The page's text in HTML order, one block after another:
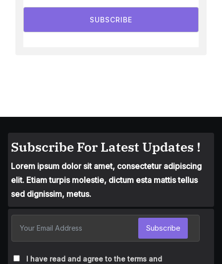
SUBSCRIBE
Subscribe For Latest Updates !
Lorem ipsum dolor sit amet, consectetur adipiscing
elit. Etiam turpis molestie, dictum esta mattis tellus
sed dignissim, metus.
I have read and agree to the terms and
Subscribe